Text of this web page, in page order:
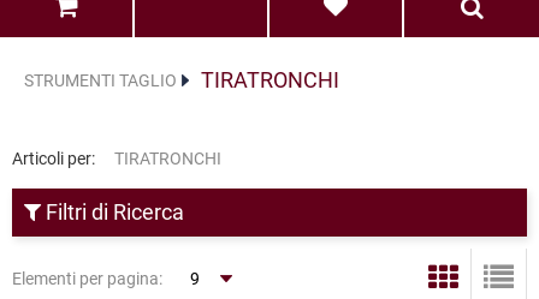
STRUMENTI TAGLIO TIRATRONCHI
Articoli per: TIRATRONCHI
Filtri di Ricerca
Elementi per pagina: